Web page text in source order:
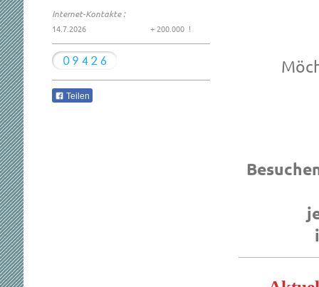
Internet-Kontakte :
14.7.2026 + 200.000 !
Teilen